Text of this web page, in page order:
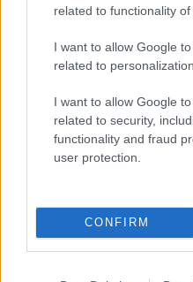
related to functionality
I want to allow Google
related to personalization.
I want to allow Google
related to security,
functionality and fraud
user protection.
CONFIRM
Mi lett Alain Delon
csavar a sztoriban
HÍREK 2026. júl. 19.